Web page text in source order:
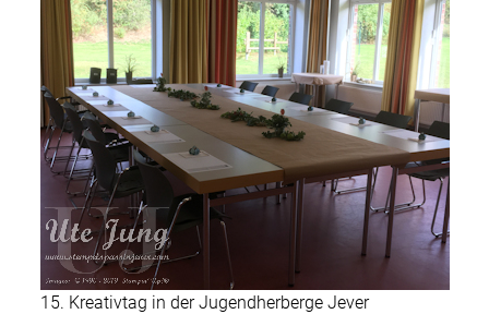
15. Kreativtag in der Jugendherberge Jever